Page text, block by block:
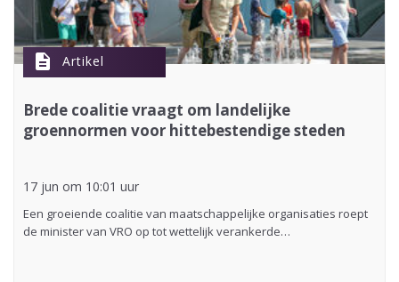
description Artikel
Brede coalitie vraagt om landelijke
groennormen voor hittebestendige steden
17 jun om 10:01 uur
Een groeiende coalitie van maatschappelijke organisaties roept
de minister van VRO op tot wettelijk verankerde…